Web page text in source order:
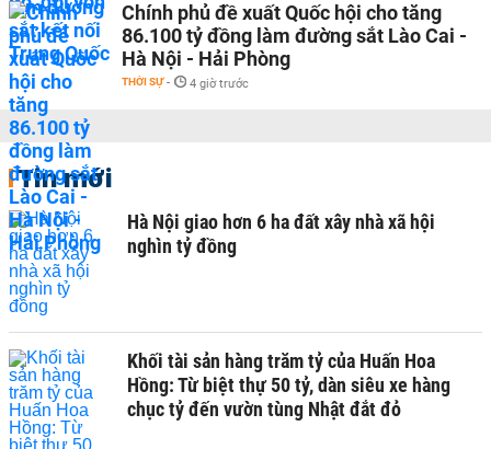
Chính phủ đề xuất Quốc hội cho tăng
86.100 tỷ đồng làm đường sắt Lào Cai -
Hà Nội - Hải Phòng
THỜI SỰ - 4 giờ trước
Tin mới
Hà Nội giao hơn 6 ha đất xây nhà xã hội
nghìn tỷ đồng
Khối tài sản hàng trăm tỷ của Huấn Hoa
Hồng: Từ biệt thự 50 tỷ, dàn siêu xe hàng
chục tỷ đến vườn tùng Nhật đắt đỏ